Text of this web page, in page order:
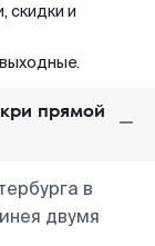
скидки и
прямой
в
двумя